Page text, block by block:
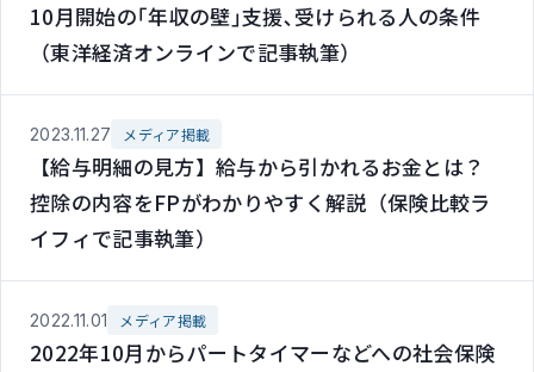
10月開始の｢年収の壁｣支援､受けられる人の条件
（東洋経済オンラインで記事執筆）
2023.11.27 メディア掲載
【給与明細の見方】給与から引かれるお金とは？
控除の内容をFPがわかりやすく解説（保険比較ラ
イフィで記事執筆）
2022.11.01 メディア掲載
2022年10月からパートタイマーなどへの社会保険